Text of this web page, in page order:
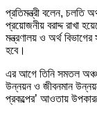
প্রতিমন্ত্রী বলেন, চলতি
প্রয়োজনীয় বরাদ্দ রাখা
মন্ত্রণালয় ও অর্থ
হবে।
এর আগে তিনি সমতল
উন্নয়ন ও জীবনমান
প্রকল্পের’ আওতায়